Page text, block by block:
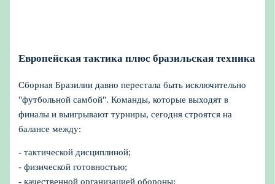
Европейская тактика плюс бразильская техника
Сборная Бразилии давно перестала быть исключительно
"футбольной самбой". Команды, которые выходят в
финалы и выигрывают турниры, сегодня строятся на
балансе между:
- тактической дисциплиной;
- физической готовностью;
- качественной организацией обороны;